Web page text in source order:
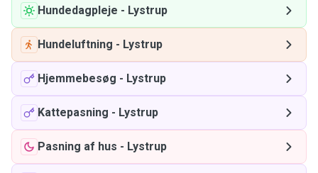
Hundedagpleje - Lystrup
Hundeluftning - Lystrup
Hjemmebesøg - Lystrup
Kattepasning - Lystrup
Pasning af hus - Lystrup